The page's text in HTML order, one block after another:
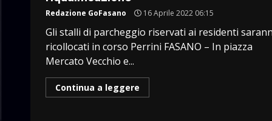
Redazione GoFasano 16 Aprile 2022 06:15
Gli stalli di parcheggio riservati ai residenti
ricollocati in corso Perrini FASANO – In piazza
Mercato Vecchio e...
Continua a leggere